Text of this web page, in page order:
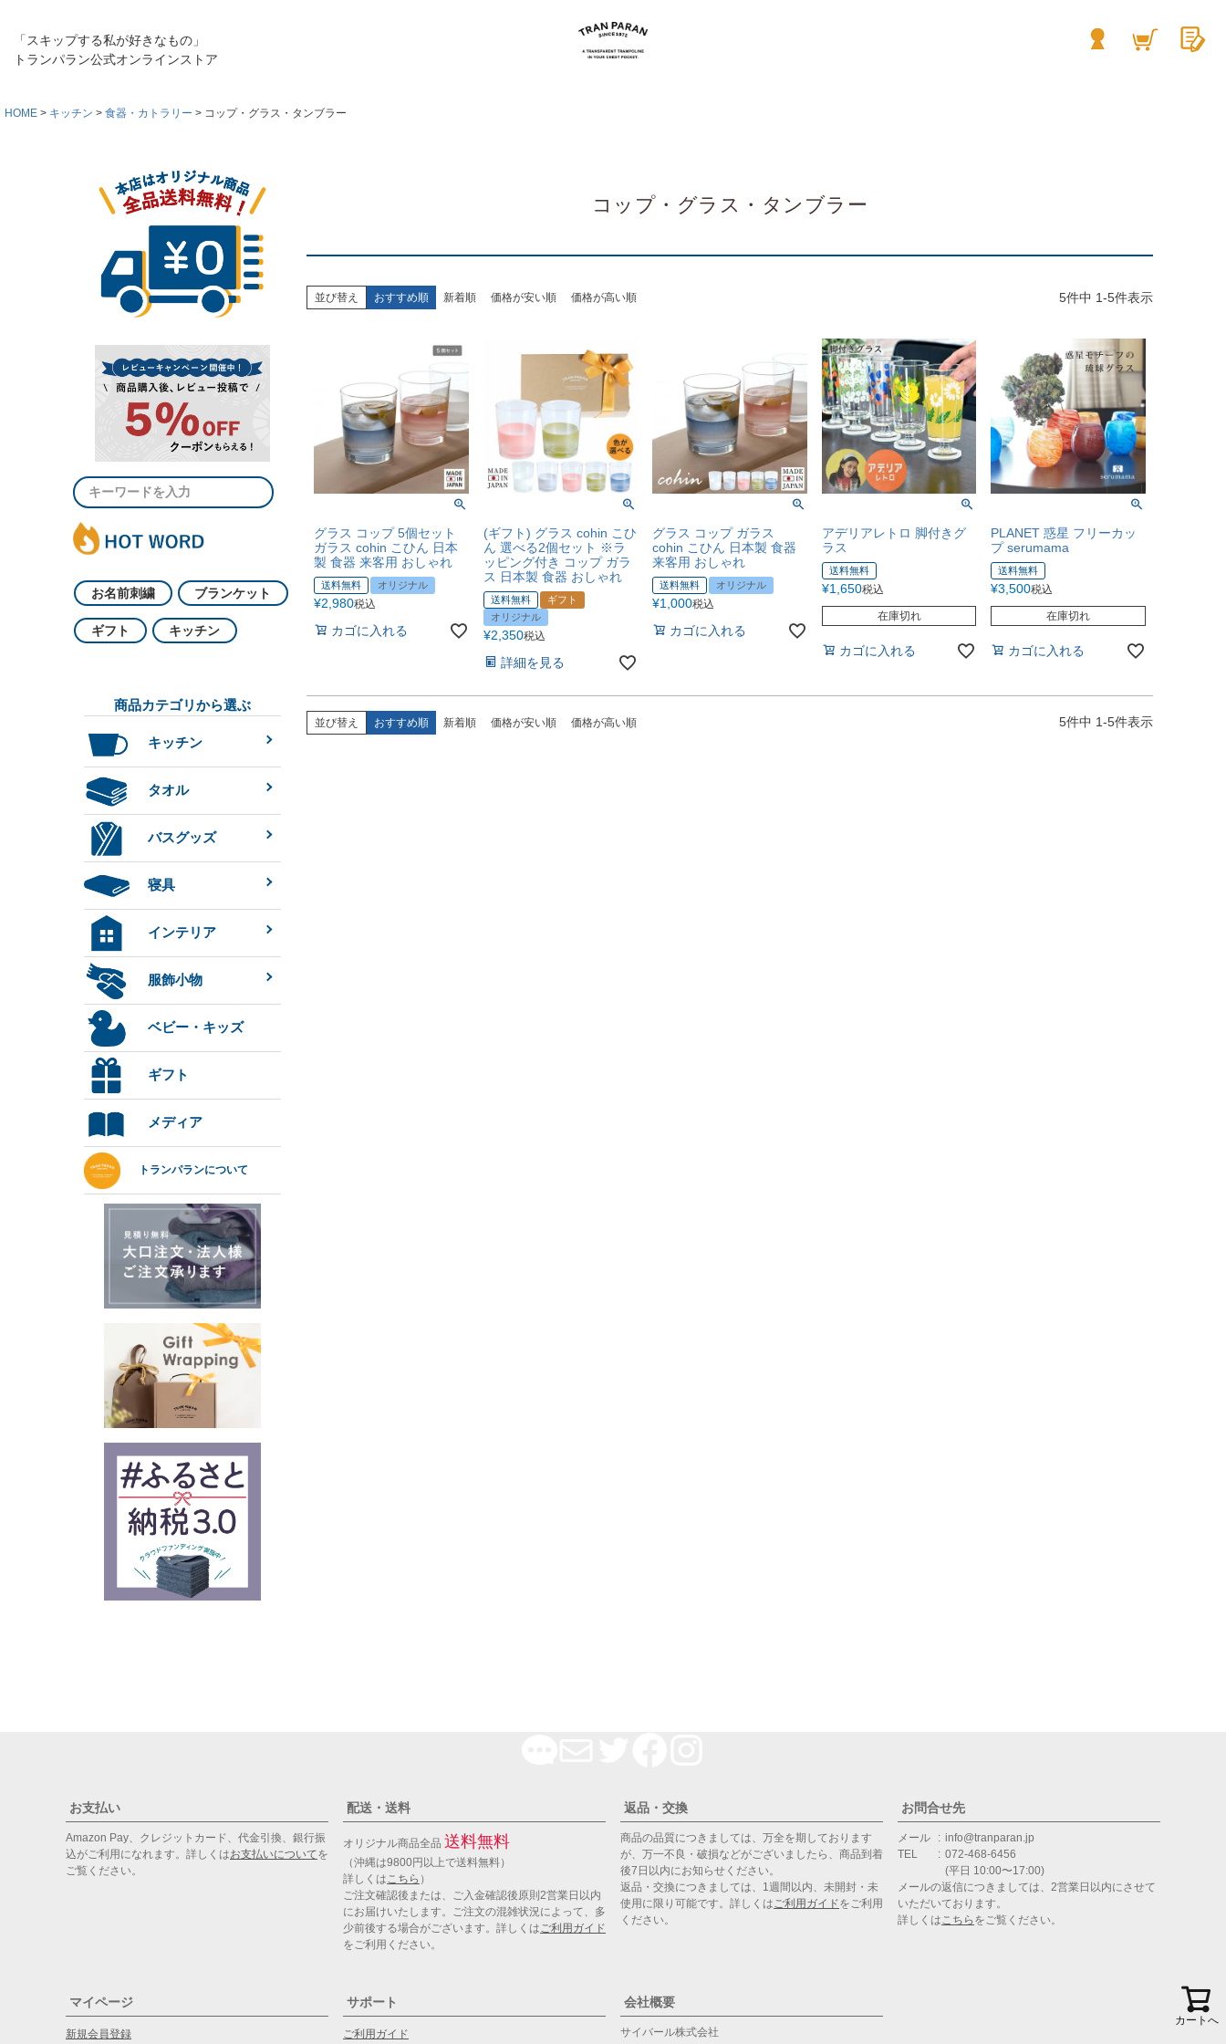
「スキップする私が好きなもの」
トランパラン公式オンラインストア
HOME キッチン 食器・カトラリー コップ・グラス・タンブラー
お名前刺繍 ブランケット
ギフト キッチン
商品カテゴリから選ぶ
キッチン
タオル
バスグッズ
寝具
インテリア
服飾小物
ベビー・キッズ
ギフト
メディア
トランパランについて
コップ・グラス・タンブラー
並び替え おすすめ順 新着順 価格が安い順 価格が高い順 5件中 1-5件表示
グラス コップ 5個セット
ガラス cohin こひん 日本
製 食器 来客用 おしゃれ
送料無料 オリジナル
¥2,980税込
カゴに入れる
(ギフト) グラス cohin こひ
ん 選べる2個セット ※ラ
ッピング付き コップ ガラ
ス 日本製 食器 おしゃれ
送料無料
ギフト
オリジナル
¥2,350税込
詳細を見る
グラス コップ ガラス
cohin こひん 日本製 食器
来客用 おしゃれ
送料無料 オリジナル
¥1,000税込
カゴに入れる
アデリアレトロ 脚付きグ
ラス
送料無料
¥1,650税込
在庫切れ
カゴに入れる
PLANET 惑星 フリーカッ
プ serumama
送料無料
¥3,500税込
在庫切れ
カゴに入れる
並び替え おすすめ順 新着順 価格が安い順 価格が高い順 5件中 1-5件表示
お支払い
Amazon Pay、クレジットカード、代金引換、銀行振
込がご利用になれます。詳しくはお支払いについてを
ご覧ください。
配送・送料
オリジナル商品全品 送料無料
（沖縄は9800円以上で送料無料）
詳しくはこちら ）
ご注文確認後または、ご入金確認後原則2営業日以内
にお届けいたします。ご注文の混雑状況によって、多
少前後する場合がございます。詳しくはご利用ガイド
をご利用ください。
返品・交換
商品の品質につきましては、万全を期しております
が、万一不良・破損などがございましたら、商品到着
後7日以内にお知らせください。
返品・交換につきましては、1週間以内、未開封・未
使用に限り可能です。詳しくはご利用ガイドをご利用
ください。
お問合せ先
メール
info@tranparan.jp
TEL
072-468-6456
(平日 10:00〜17:00)
メールの返信につきましては、2営業日以内にさせて
いただいております。
詳しくはこちら をご覧ください。
マイページ
新規会員登録
サポート
ご利用ガイド
会社概要
サイバール株式会社
カートへ